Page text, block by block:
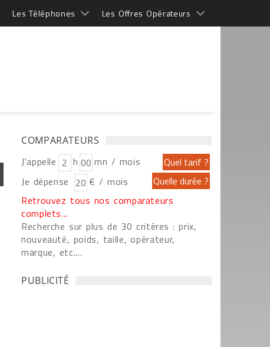
Les Téléphones Les Offres Opérateurs
COMPARATEURS
J'appelle h
mn / mois
Je dépense
€ / mois
Retrouvez tous nos comparateurs
complets...
Recherche sur plus de 30 critères : prix,
nouveauté, poids, taille, opérateur,
marque, etc....
PUBLICITÉ